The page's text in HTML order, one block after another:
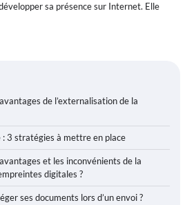
sa présence sur Internet. Elle
de l’externalisation de la
: 3 stratégies à mettre en place
et les inconvénients de la
digitales ?
ses documents lors d’un envoi ?